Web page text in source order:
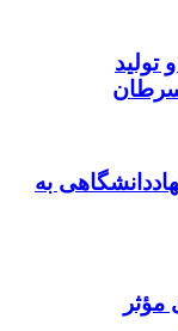
تولید
به
مؤثر